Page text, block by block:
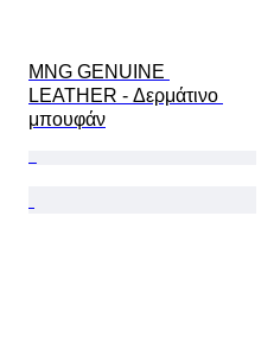
MNG GENUINE
LEATHER - Δερμάτινο
μπουφάν